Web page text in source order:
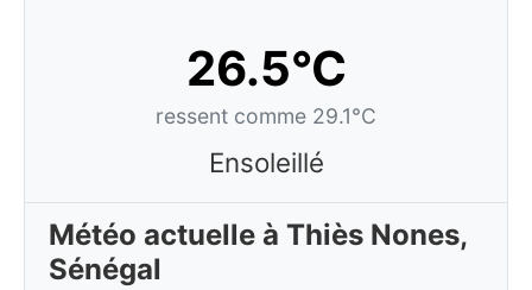
26.5°C
ressent comme 29.1°C
Ensoleillé
Météo actuelle à Thiès Nones,
Sénégal